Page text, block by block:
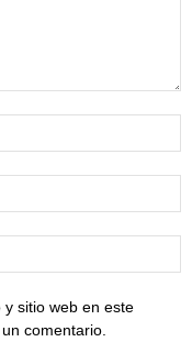
sitio web en este
comentario.